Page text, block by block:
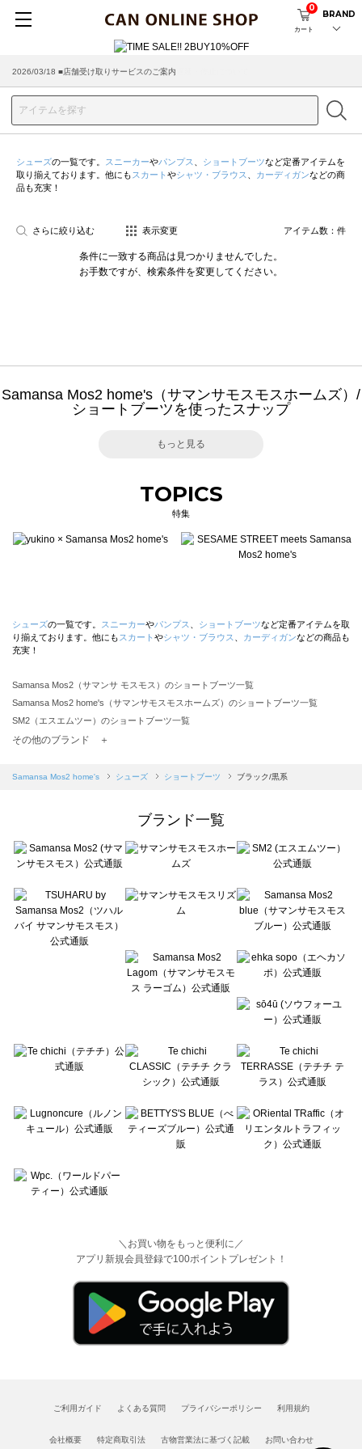
カート
0
BRAND
2026/03/18 ■店舗受け取りサービスのご案内
シューズの一覧です。 スニーカーやパンプス ショートブーツなど定番アイテムを
取り揃えております。他にも スカート やシャツ・ブラウス カーディガンなどの商
品も充実！
さらに絞り込む 表示変更 アイテム数： 件
条件に一致する商品は見つかりませんでした。
お手数ですが、検索条件を変更してください。
Samansa Mos2 home's（サマンサモスモスホームズ）/
ショートブーツを使ったスナップ
もっと見る
TOPICS
特集
シューズの一覧です。 スニーカーやパンプス ショートブーツなど定番アイテムを取
り揃えております。他にも スカート やシャツ・ブラウス カーディガンなどの商品も
充実！
Samansa Mos2（サマンサ モスモス）のショートブーツ一覧
Samansa Mos2 home's（サマンサモスモスホームズ）のショートブーツ一覧
SM2（エスエムツー）のショートブーツ一覧
Samansa Mos2 blue（サマンサモスモス ブルー）のショートブーツ一覧
sō4ū（ソウフォーユー）のショートブーツ一覧
Te chichi（テチチ）のショートブーツ一覧
Te chichi CLASSIC（テチチ クラシック）のショートブーツ一覧
Lugnoncure（ルノンキュール）のショートブーツ一覧
BETTY'S BLUE（べティーズブルー）のショートブーツ一覧
Wpc.（ワールドパーティー）のショートブーツ一覧
その他のブランド ＋
Samansa Mos2 home's シューズ ショートブーツ ブラック/黒系
ブランド一覧
＼お買い物をもっと便利に／
アプリ新規会員登録で100ポイントプレゼント！
ご利用ガイド よくある質問 プライバシーポリシー 利用規約
会社概要 特定商取引法 古物営業法に基づく記載 お問い合わせ